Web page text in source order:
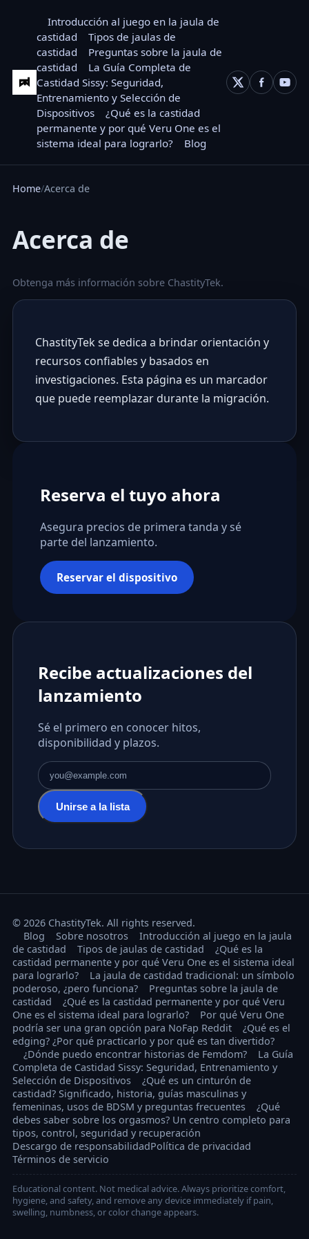
Introducción al juego en la jaula de
castidad
Tipos de jaulas de
castidad
Preguntas sobre la jaula de
castidad
La Guía Completa de
Castidad Sissy: Seguridad,
Entrenamiento y Selección de
Dispositivos
¿Qué es la castidad
permanente y por qué Veru One es el
sistema ideal para lograrlo?
Blog
Home Acerca de
Acerca de
Obtenga más información sobre ChastityTek.
ChastityTek se dedica a brindar orientación y
recursos confiables y basados en
investigaciones. Esta página es un marcador
que puede reemplazar durante la migración.
Reserva el tuyo ahora
Asegura precios de primera tanda y sé
parte del lanzamiento.
Reservar el dispositivo
Recibe actualizaciones del
lanzamiento
Sé el primero en conocer hitos,
disponibilidad y plazos.
Dirección de correo electrónico
Unirse a la lista
© 2026 ChastityTek. All rights reserved.
Blog
Sobre nosotros
Introducción al juego en la jaula
de castidad
Tipos de jaulas de castidad
¿Qué es la
castidad permanente y por qué Veru One es el sistema ideal
para lograrlo?
La jaula de castidad tradicional: un símbolo
poderoso, ¿pero funciona?
Preguntas sobre la jaula de
castidad
¿Qué es la castidad permanente y por qué Veru
One es el sistema ideal para lograrlo?
Por qué Veru One
podría ser una gran opción para NoFap Reddit
¿Qué es el
edging? ¿Por qué practicarlo y por qué es tan divertido?
¿Dónde puedo encontrar historias de Femdom?
La Guía
Completa de Castidad Sissy: Seguridad, Entrenamiento y
Selección de Dispositivos
¿Qué es un cinturón de
castidad? Significado, historia, guías masculinas y
femeninas, usos de BDSM y preguntas frecuentes
¿Qué
debes saber sobre los orgasmos? Un centro completo para
tipos, control, seguridad y recuperación
Descargo de responsabilidadPolítica de privacidad
Términos de servicio
Educational content. Not medical advice. Always prioritize comfort,
hygiene, and safety, and remove any device immediately if pain,
swelling, numbness, or color change appears.